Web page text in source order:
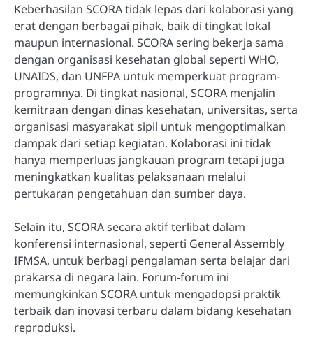
Keberhasilan SCORA tidak lepas dari kolaborasi yang
erat dengan berbagai pihak, baik di tingkat lokal
maupun internasional. SCORA sering bekerja sama
dengan organisasi kesehatan global seperti WHO,
UNAIDS, dan UNFPA untuk memperkuat program-
programnya. Di tingkat nasional, SCORA menjalin
kemitraan dengan dinas kesehatan, universitas, serta
organisasi masyarakat sipil untuk mengoptimalkan
dampak dari setiap kegiatan. Kolaborasi ini tidak
hanya memperluas jangkauan program tetapi juga
meningkatkan kualitas pelaksanaan melalui
pertukaran pengetahuan dan sumber daya.
Selain itu, SCORA secara aktif terlibat dalam
konferensi internasional, seperti General Assembly
IFMSA, untuk berbagi pengalaman serta belajar dari
prakarsa di negara lain. Forum-forum ini
memungkinkan SCORA untuk mengadopsi praktik
terbaik dan inovasi terbaru dalam bidang kesehatan
reproduksi.